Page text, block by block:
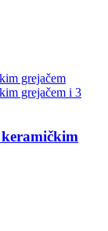
keramičkim